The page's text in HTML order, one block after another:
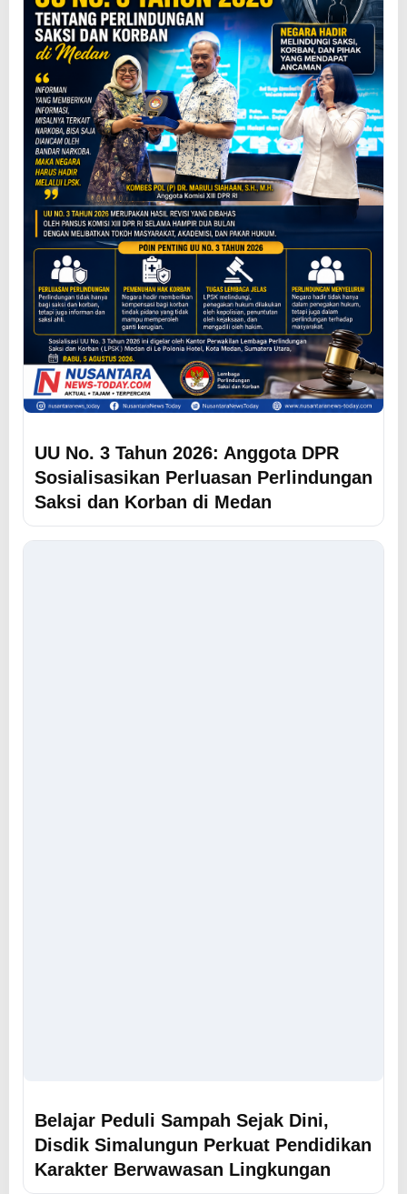
UU No. 3 Tahun 2026: Anggota DPR
Sosialisasikan Perluasan Perlindungan
Saksi dan Korban di Medan
Belajar Peduli Sampah Sejak Dini,
Disdik Simalungun Perkuat Pendidikan
Karakter Berwawasan Lingkungan